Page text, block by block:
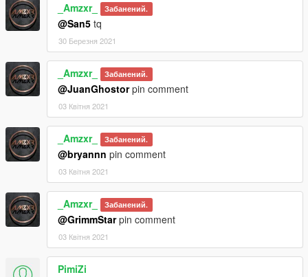
_Amzxr_ Забанений.
@San5 tq
30 Березня 2021
_Amzxr_ Забанений.
@JuanGhostorpin comment
03 Квітня 2021
_Amzxr_ Забанений.
@bryannn pin comment
03 Квітня 2021
_Amzxr_ Забанений.
@GrimmStarpin comment
03 Квітня 2021
PimiZi